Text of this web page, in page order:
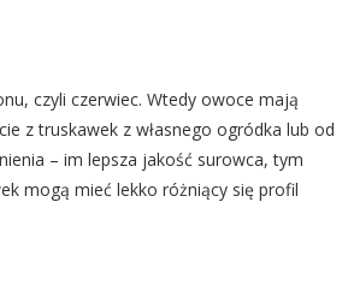
czyli czerwiec. Wtedy owoce mają
z truskawek z własnego ogródka lub od
– im lepsza jakość surowca, tym
mogą mieć lekko różniący się profil